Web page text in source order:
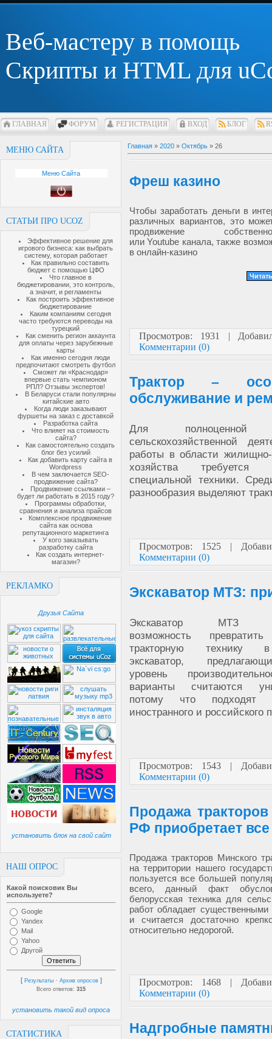
Веб-мастеру в помощь
Скрипты и HTML для
ГЛАВНАЯ ФОРУМ РЕГИСТРАЦИЯ ВХОД БЛОГ
МЕНЮ САЙТА
Меню Сайта
СТАТЬИ ПРО UCOZ
Эффективное решение для
игрового бизнеса: как выбрать
систему, которая работает
Как правильно составить
бюджет с помощью ЦФО
Что главное в
бюджетировании, это контроль,
а значит, и регламенты
Как построить эффективное
бюджетирование
Каким компаниям сегодня
часто требуются переводы на
турецкий
Как сменить регион аккаунта
для оплаты через зарубежные
карты
Как именно сегодня люди
предпочитают смотреть футбол
Сможет ли «Краснодар»
впервые стать чемпионом
РПЛ? Отзывы экспертов!
В Беларуси стали популярны
китайские авто
Когда люди заказывают
фуршеты на заказ с доставкой
Разработка сайта
Что влияет на стоимость
сайта?
Как самостоятельно создать
блог без усилий
Как добавить карту сайта в
Wordpress
В чем заключается SEO-
продвижение сайта?
Продвижение ссылками –
будет ли работать в 2015 году?
Программы обработки,
сравнения и анализа прайсов
Комплексное продвижение
сайта как основа
репутационного маркетинга
У кого заказывать
разработку сайта
Как создать интернет-
магазин?
РЕКЛАМКО
Друзья Сайта
установить блок на свой сайт
НАШ ОПРОС
Какой поисковик Вы
используете?
Google
Yandex
Mail
Yahoo
Другой
[ Результаты · Архив опросов ]
Всего ответов:315
установить такой вид опроса
СТАТИСТИКА
Главная » 2020 » Октябрь » 26
Фреш казино
Чтобы заработать деньги в
различных вариантов, это
продвижение
илиYoutube канала, также
в онлайн-казино
Просмотров: 1931 |
Комментарии (0)
Трактор –
обслуживание и
Для полноценной
сельскохозяйственной
работы в области жилищно-
хозяйства требуется
специальной техники.
разнообразия выделяют
Просмотров: 1525 |
Комментарии (0)
Экскаватор МТЗ:
Экскаватор МТЗ
возможность
тракторную технику
экскаватор,
уровень
варианты считаются
потому что подходят
иностранного и российского
Просмотров: 1543 |
Комментарии (0)
Продажа
РФ приобретает
Продажа тракторов Минского
на территории нашего
пользуется все большей
всего, данный факт
белорусская техника для
работ обладает
и считается достаточно
относительно недорогой.
Просмотров: 1468 |
Комментарии (0)
Надгробные